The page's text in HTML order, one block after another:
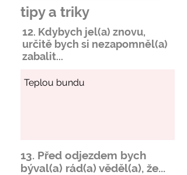
tipy a triky
12. Kdybych jel(a) znovu,
určitě bych si nezapomněl(a)
zabalit...
13. Před odjezdem bych
býval(a) rád(a) věděl(a), že...